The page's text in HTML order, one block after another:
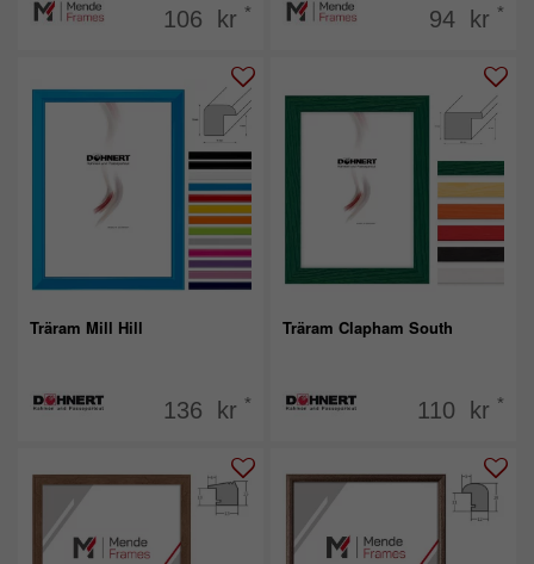
106 kr * 94 kr *
Träram Mill Hill
136 kr *
Träram Clapham South
110 kr *